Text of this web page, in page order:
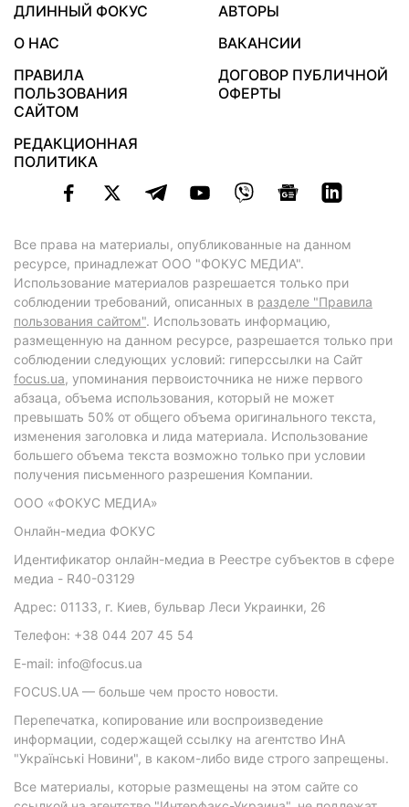
ДЛИННЫЙ ФОКУС
АВТОРЫ
О НАС
ВАКАНСИИ
ПРАВИЛА
ПОЛЬЗОВАНИЯ
САЙТОМ
ДОГОВОР ПУБЛИЧНОЙ
ОФЕРТЫ
РЕДАКЦИОННАЯ
ПОЛИТИКА
Все права на материалы, опубликованные на данном
ресурсе, принадлежат ООО "ФОКУС МЕДИА".
Использование материалов разрешается только при
соблюдении требований, описанных в разделе "Правила
пользования сайтом". Использовать информацию,
размещенную на данном ресурсе, разрешается только при
соблюдении следующих условий: гиперссылки на Сайт
focus.ua, упоминания первоисточника не ниже первого
абзаца, объема использования, который не может
превышать 50% от общего объема оригинального текста,
изменения заголовка и лида материала. Использование
большего объема текста возможно только при условии
получения письменного разрешения Компании.
ООО «ФОКУС МЕДИА»
Онлайн-медиа ФОКУС
Идентификатор онлайн-медиа в Реестре субъектов в сфере
медиа - R40-03129
Адрес: 01133, г. Киев, бульвар Леси Украинки, 26
Телефон: +38 044 207 45 54
E-mail: info@focus.ua
FOCUS.UA — больше чем просто новости.
Перепечатка, копирование или воспроизведение
информации, содержащей ссылку на агентство ИнА
"Українські Новини", в каком-либо виде строго запрещены.
Все материалы, которые размещены на этом сайте со